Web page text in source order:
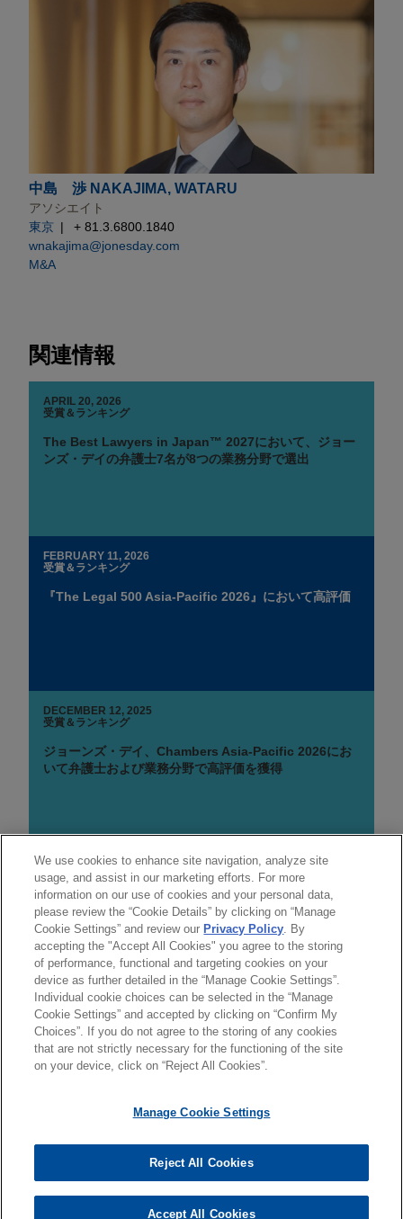
中島 渉 NAKAJIMA, WATARU
アソシエイト
東京
+ 81.3.6800.1840
wnakajima@jonesday.com
M&A
関連情報
APRIL 20, 2026
受賞＆ランキング
The Best Lawyers in Japan™ 2027において、ジョー
ンズ・デイの弁護士7名が8つの業務分野で選出
FEBRUARY 11, 2026
受賞＆ランキング
『The Legal 500 Asia-Pacific 2026』において高評価
DECEMBER 12, 2025
受賞＆ランキング
ジョーンズ・デイ、Chambers Asia-Pacific 2026にお
いて弁護士および業務分野で高評価を獲得
拠点
東京
送信する前の注意事項：
www.jonesday.comに掲載されている情報は、一般的な使用を
目的としており、法的アドバイスを目的としたものではありま
せん。このEmailを送信することにより、弁護士を含む専門
のEmailの受領はそのような関係を構築するものではありませ
ばない限り、弁護士等が依頼者に対して守秘義務を負う機密事
項として取り扱われることはありません。このEmailの送信者
は以上の注意事項の内容を読み、理解したものと判断します。
弁護士業務広告 お問い合わせ
免責事項
プライバシーポリシー
著作権
We use cookies to enhance site navigation, analyze site
usage, and assist in our marketing efforts. For more
information on our use of cookies and your personal data,
please review the “Cookie Details” by clicking on “Manage
Cookie Settings” and review our Privacy Policy. By
accepting the "Accept All Cookies" you agree to the storing
of performance, functional and targeting cookies on your
device as further detailed in the “Manage Cookie Settings”.
Individual cookie choices can be selected in the “Manage
Cookie Settings” and accepted by clicking on “Confirm My
Choices”. If you do not agree to the storing of any cookies
that are not strictly necessary for the functioning of the site
on your device, click on “Reject All Cookies”.
Manage Cookie Settings
Reject All Cookies
Accept All Cookies